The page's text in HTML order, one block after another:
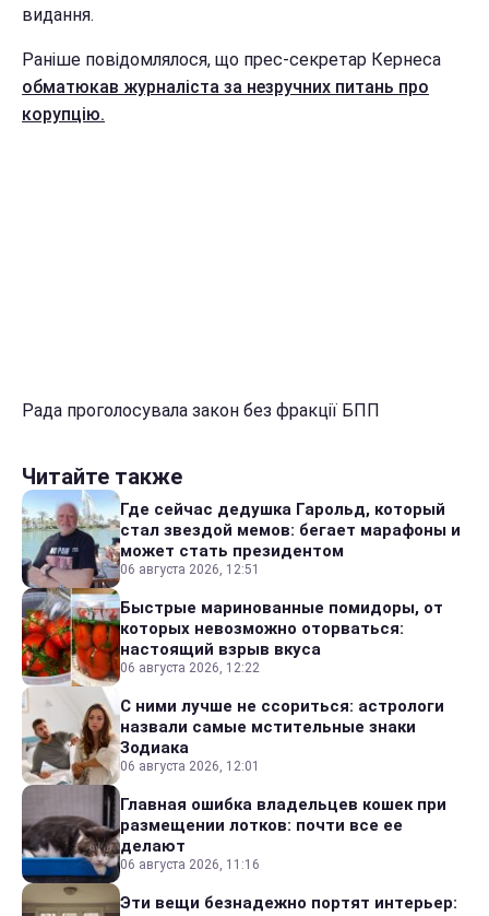
видання.
Раніше повідомлялося, що прес-секретар Кернеса
обматюкав журналіста за незручних питань про
корупцію.
Рада проголосувала закон без фракції БПП
Читайте также
Где сейчас дедушка Гарольд, который
стал звездой мемов: бегает марафоны и
может стать президентом
06 августа 2026, 12:51
Быстрые маринованные помидоры, от
которых невозможно оторваться:
настоящий взрыв вкуса
06 августа 2026, 12:22
С ними лучше не ссориться: астрологи
назвали самые мстительные знаки
Зодиака
06 августа 2026, 12:01
Главная ошибка владельцев кошек при
размещении лотков: почти все ее
делают
06 августа 2026, 11:16
Эти вещи безнадежно портят интерьер: